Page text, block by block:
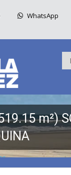
WhatsApp
m²)